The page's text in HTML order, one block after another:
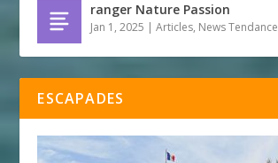
ranger Nature Passion
Jan 1, 2025 |Articles, News Tendance
ESCAPADES